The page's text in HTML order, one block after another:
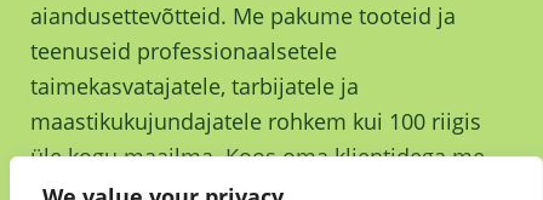
aiandusettevõtteid. Me pakume tooteid ja
teenuseid professionaalsetele
taimekasvatajatele, tarbijatele ja
maastikukujundajatele rohkem kui 100 riigis
üle kogu maailma. Koos oma klientidega me
kasvame ja kasvatame parema tuleviku nimel.